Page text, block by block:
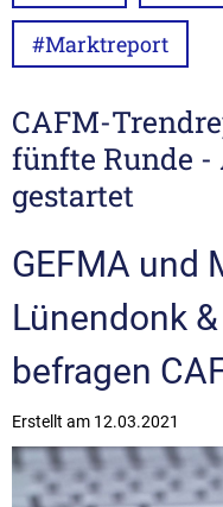
#Marktreport
CAFM-
fünfte Runde
gestartet
GEFMA und
Lünendonk
befragen
Erstellt am 12.03.2021